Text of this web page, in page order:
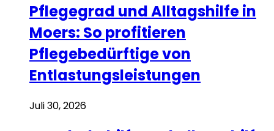
Pflegegrad und Alltagshilfe in
Moers: So profitieren
Pflegebedürftige von
Entlastungsleistungen
Juli 30, 2026